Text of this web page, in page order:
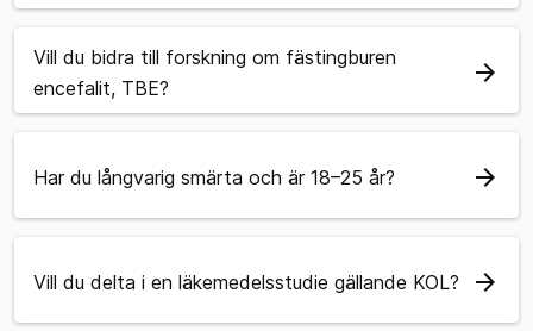
Vill du bidra till forskning om fästingburen
encefalit, TBE?
arrow_forward
Har du långvarig smärta och är 18–25 år? arrow_forward
Vill du delta i en läkemedelsstudie gällande KOL? arrow_forward